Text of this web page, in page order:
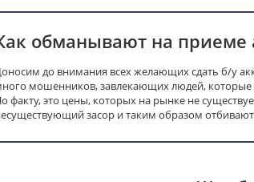
обманывают на приеме
до внимания всех желающих сдать б/у
мошенников, завлекающих людей,
факту, это цены, которых на рынке не
засор и таким образом